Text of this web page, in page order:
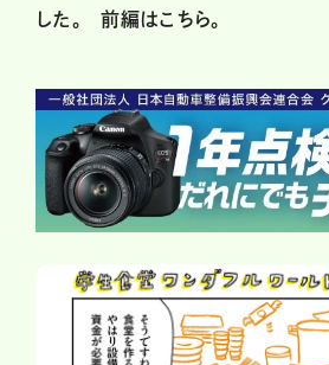
した。前編はこちら。